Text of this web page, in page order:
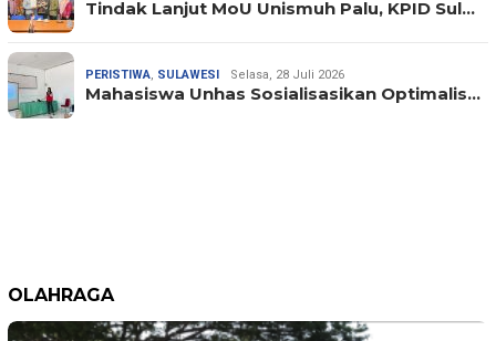
Tindak Lanjut MoU Unismuh Palu, KPID Sul…
PERISTIWA, SULAWESI Selasa, 28 Juli 2026
Mahasiswa Unhas Sosialisasikan Optimalis…
OLAHRAGA